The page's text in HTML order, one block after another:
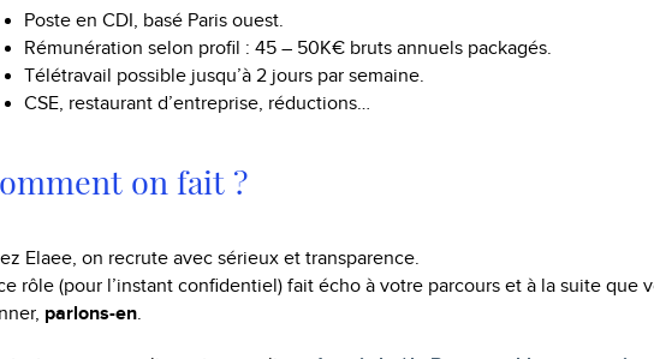
Poste en CDI, basé Paris ouest.
Rémunération selon profil : 45 – 50K€ bruts annuels packagés.
Télétravail possible jusqu’à 2 jours par semaine.
CSE, restaurant d’entreprise, réductions…
on fait ?
Elaee, on recrute avec sérieux et transparence.
rôle (pour l’instant confidentiel) fait écho à votre parcours et à la suite que
parlons-en.